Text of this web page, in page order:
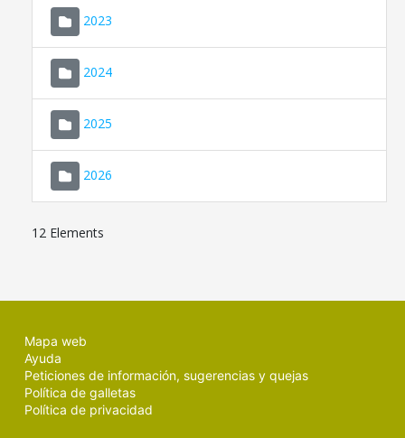
2023
2024
2025
2026
12 Elements
Mapa web
Ayuda
Peticiones de información, sugerencias y quejas
Política de galletas
Política de privacidad